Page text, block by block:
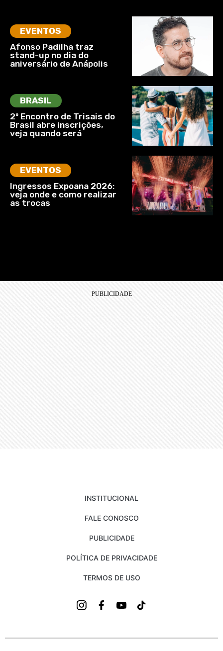
EVENTOS
Afonso Padilha traz
stand-up no dia do
aniversário de Anápolis
BRASIL
2º Encontro de Trisais do
Brasil abre inscrições,
veja quando será
EVENTOS
Ingressos Expoana 2026:
veja onde e como realizar
as trocas
INSTITUCIONAL
FALE CONOSCO
PUBLICIDADE
POLÍTICA DE PRIVACIDADE
TERMOS DE USO